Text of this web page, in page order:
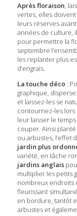
Après floraison,
vertes, elles
leurs réserves
années de culture,
pour permettre la
septembre
les replanter plus
d’engrais.
La touche déco :
graphique,
et laissez-les se
contournez-les lors
leur laisser le
couper. Ainsi
ou arbustes, l’effet
jardin plus
variété, en tâche
jardins anglais
multiplier les petits
nombreux endroits
fleurissant
en bordure, tantôt
arbustes et